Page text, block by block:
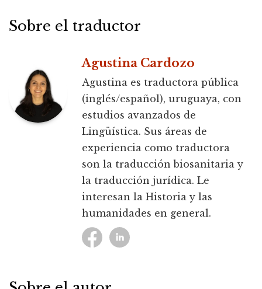
Sobre el traductor
Agustina Cardozo
Agustina es traductora pública
(inglés/español), uruguaya, con
estudios avanzados de
Lingüística. Sus áreas de
experiencia como traductora
son la traducción biosanitaria y
la traducción jurídica. Le
interesan la Historia y las
humanidades en general.